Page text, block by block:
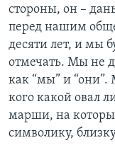
стороны, он –
перед нашим
десяти лет, и мы
отмечать. Мы не
как “мы” и
кого какой овал
марши, на
символику,